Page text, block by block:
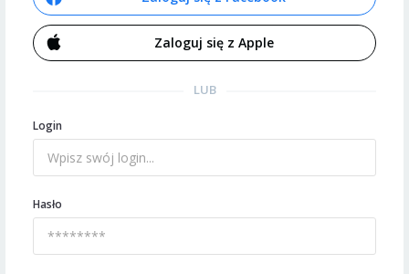
Zaloguj się z Apple
LUB
Login
Hasło